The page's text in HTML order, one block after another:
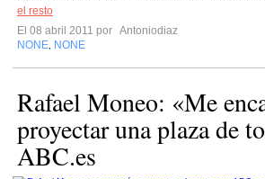
el resto
El 08 abril 2011 por Antoniodiaz
NONE NONE
Rafael Moneo: «Me
proyectar una plaza de
ABC.es